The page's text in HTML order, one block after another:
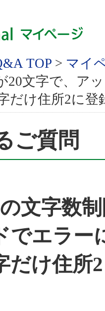
TOP > マイ
20文字で、ア
だけ住所2に
ご質問
文字数
でエラー
だけ住所